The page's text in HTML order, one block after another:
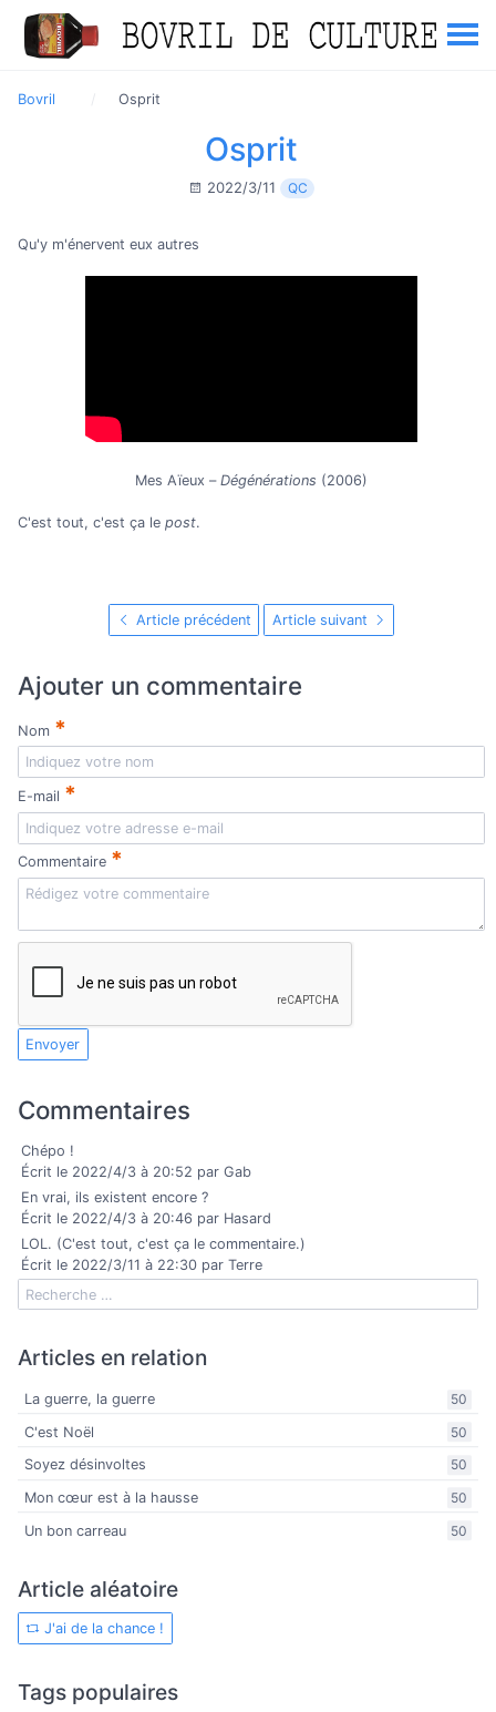
Bovril Osprit
Osprit
2022/3/11 QC
Qu'y m'énervent eux autres
Mes Aïeux –Dégénérations (2006)
C'est tout, c'est ça le post.
Article précédent Article suivant
Ajouter un commentaire
Nom *
E-mail *
Commentaire *
Envoyer
Commentaires
Chépo !
Écrit le 2022/4/3 à 20:52 par Gab
En vrai, ils existent encore ?
Écrit le 2022/4/3 à 20:46 par Hasard
LOL. (C'est tout, c'est ça le commentaire.)
Écrit le 2022/3/11 à 22:30 par Terre
Articles en relation
50
La guerre, la guerre
50
C'est Noël
50
Soyez désinvoltes
50
Mon cœur est à la hausse
50
Un bon carreau
Article aléatoire
J'ai de la chance !
Tags populaires